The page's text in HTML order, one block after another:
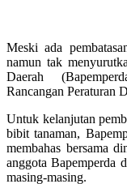
Meski ada
namun tak
Daerah (
Rancangan Peraturan
Untuk kelanjutan
bibit tanaman,
membahas bersama
anggotaBapemperda
masing-masing.